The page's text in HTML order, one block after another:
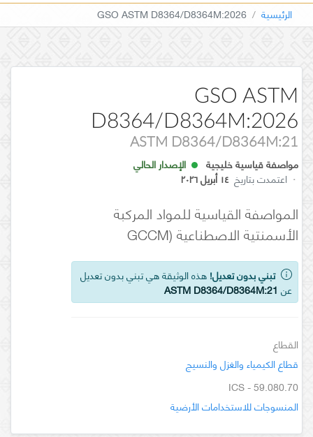
الرئيسية GSO ASTM D8364/D8364M:2026
GSO ASTM
D8364/D8364M:2026
ASTM D8364/D8364M:21
مواصفة قياسية خليجية
الإصدار الحالي
· اعتمدت بتاريخ ١٤ أبريل ٢٠٢٦
المواصفة القياسية للمواد المركبة
الأسمنتية الاصطناعية (GCCM
تبني بدون تعديل! هذه الوثيقة هي تبني بدون تعديل
عن ASTM D8364/D8364M:21
القطاع
قطاع الكيمياء والغزل والنسيج
ICS - 59.080.70
المنسوجات للاستخدامات الأرضية